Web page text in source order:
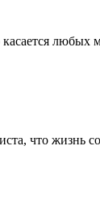
любых
что жизнь